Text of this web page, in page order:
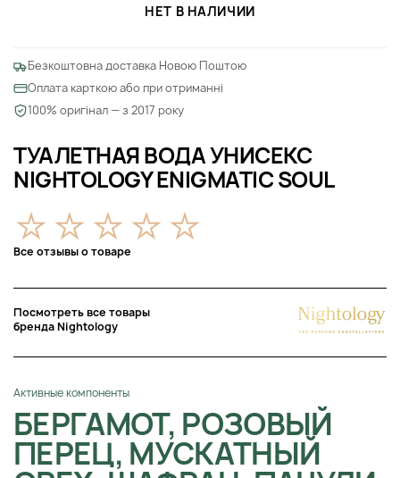
ТУАЛЕТНАЯ ВОДА УНИСЕКС
NIGHTOLOGY ENIGMATIC SOUL
Все отзывы о товаре
Посмотреть все товары
бренда Nightology
Активные компоненты
БЕРГАМОТ, РОЗОВЫЙ
ПЕРЕЦ, МУСКАТНЫЙ
НЕТ В НАЛИЧИИ
Безкоштовна доставка Новою Поштою
Оплата карткою або при отриманні
100% оригінал — з 2017 року